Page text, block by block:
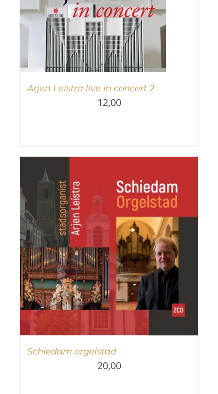
Arjen Leistra live in concert 2
12,00
Schiedam orgelstad
20,00